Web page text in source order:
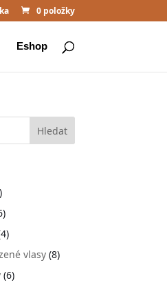
0 položky
Eshop
vlasy (8)
(6)